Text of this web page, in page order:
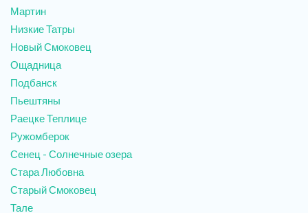
Мартин
Низкие Татры
Новый Смоковец
Ощадница
Подбанск
Пьештяны
Раецке Теплице
Ружомберок
Сенец - Солнечные озера
Стара Любовна
Старый Смоковец
Тале